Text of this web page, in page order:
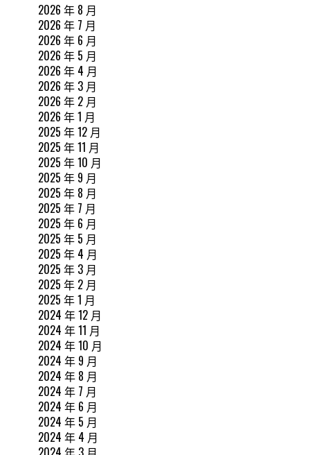
2026 年 8 月
2026 年 7 月
2026 年 6 月
2026 年 5 月
2026 年 4 月
2026 年 3 月
2026 年 2 月
2026 年 1 月
2025 年 12 月
2025 年 11 月
2025 年 10 月
2025 年 9 月
2025 年 8 月
2025 年 7 月
2025 年 6 月
2025 年 5 月
2025 年 4 月
2025 年 3 月
2025 年 2 月
2025 年 1 月
2024 年 12 月
2024 年 11 月
2024 年 10 月
2024 年 9 月
2024 年 8 月
2024 年 7 月
2024 年 6 月
2024 年 5 月
2024 年 4 月